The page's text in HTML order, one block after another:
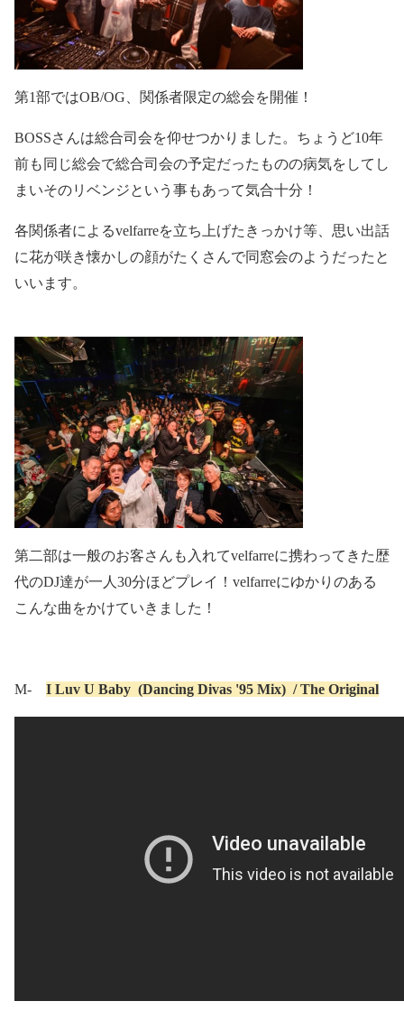
第1部ではOB/OG 、関係者限定の総会を開催！
BOSSさんは総合司会を仰せつかりました。ちょうど10年
前も同じ総会で総合司会の予定だったものの病気をしてし
まいそのリベンジという事もあって気合十分！
各関係者によるvelfarreを立ち上げたきっかけ等、思い出話
に花が咲き懐かしの顔がたくさんで同窓会のようだったと
いいます。
第二部は一般のお客さんも入れてvelfarreに携わってきた歴
代のDJ達が一人 30分ほどプレイ！ velfarreにゆかりのある
こんな曲をかけていきました！
M- I Luv U Baby (Dancing Divas '95 Mix) / The Original